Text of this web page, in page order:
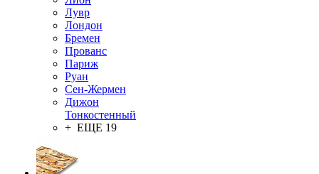
Лувр
Лондон
Бремен
Прованс
Париж
Руан
Сен-Жермен
Дижон
Тонкостенный
+ ЕЩЕ 19